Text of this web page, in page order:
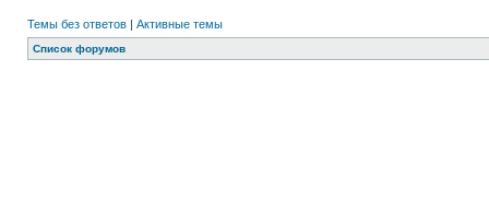
Темы без ответов | Активные темы
Список форумов